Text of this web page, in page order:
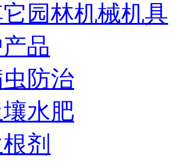
园林机械机具
品
防治
壤水肥
剂